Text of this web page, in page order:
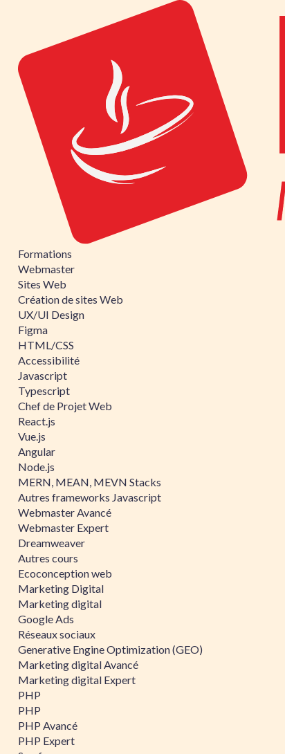
Formations
Webmaster
Sites Web
Création de sites Web
UX/UI Design
Figma
HTML/CSS
Accessibilité
Javascript
Typescript
Chef de Projet Web
React.js
Vue.js
Angular
Node.js
MERN, MEAN, MEVN Stacks
Autres frameworks Javascript
Webmaster Avancé
Webmaster Expert
Dreamweaver
Autres cours
Ecoconception web
Marketing Digital
Marketing digital
Google Ads
Réseaux sociaux
Generative Engine Optimization (GEO)
Marketing digital Avancé
Marketing digital Expert
PHP
PHP
PHP Avancé
PHP Expert